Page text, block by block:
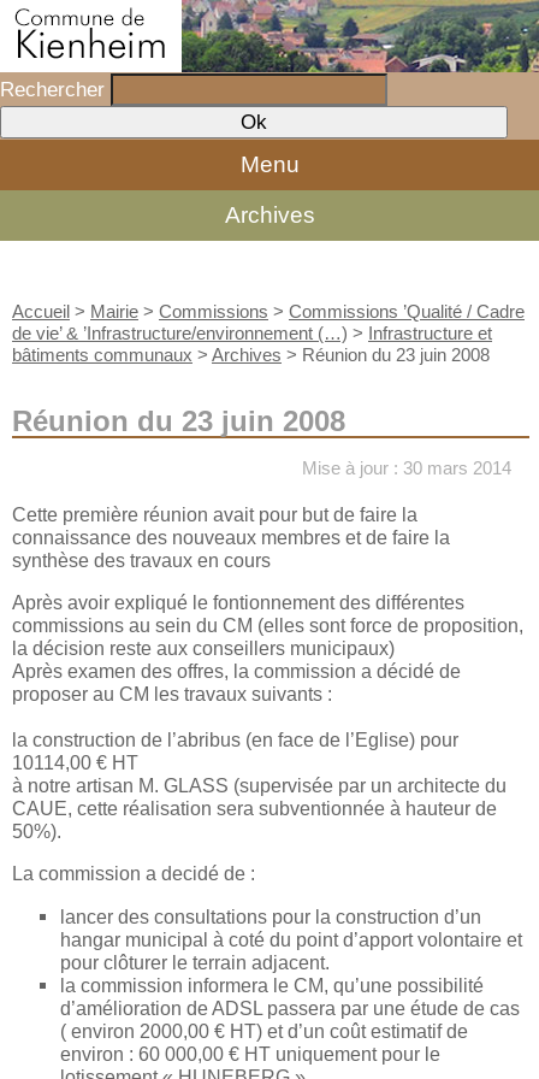
Rechercher
Menu
Archives
Accueil > Mairie > Commissions > Commissions ’Qualité / Cadre
de vie’ & ’Infrastructure/environnement (…) > Infrastructure et
bâtiments communaux > Archives > Réunion du 23 juin 2008
Réunion du 23 juin 2008
Mise à jour : 30 mars 2014
Cette première réunion avait pour but de faire la
connaissance des nouveaux membres et de faire la
synthèse des travaux en cours
Après avoir expliqué le fontionnement des différentes
commissions au sein du CM (elles sont force de proposition,
la décision reste aux conseillers municipaux)
Après examen des offres, la commission a décidé de
proposer au CM les travaux suivants :
la construction de l’abribus (en face de l’Eglise) pour
10114,00 € HT
à notre artisan M. GLASS (supervisée par un architecte du
CAUE, cette réalisation sera subventionnée à hauteur de
50%).
La commission a decidé de :
lancer des consultations pour la construction d’un
hangar municipal à coté du point d’apport volontaire et
pour clôturer le terrain adjacent.
la commission informera le CM, qu’une possibilité
d’amélioration de ADSL passera par une étude de cas
( environ 2000,00 € HT) et d’un coût estimatif de
environ : 60 000,00 € HT uniquement pour le